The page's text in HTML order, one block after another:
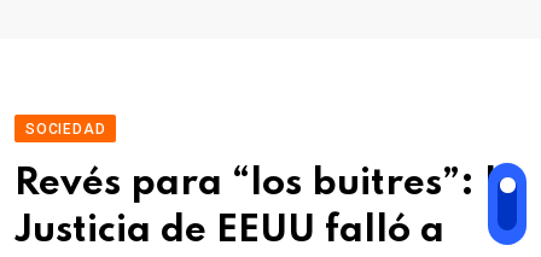
SOCIEDAD
Revés para “los buitres”: la
Justicia de EEUU falló a